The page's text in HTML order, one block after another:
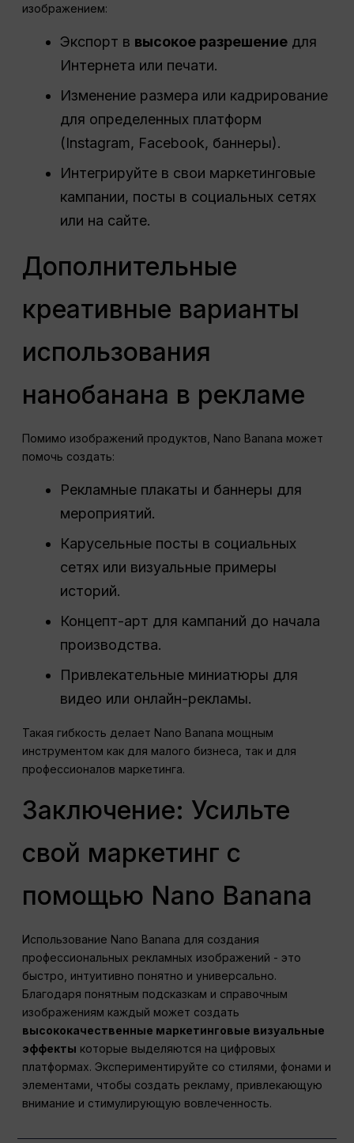
изображением:
Экспорт в высокое разрешение для
Интернета или печати.
Изменение размера или кадрирование
для определенных платформ
(Instagram, Facebook, баннеры).
Интегрируйте в свои маркетинговые
кампании, посты в социальных сетях
или на сайте.
Дополнительные
креативные варианты
использования
нанобанана в рекламе
Помимо изображений продуктов, Nano Banana может
помочь создать:
Рекламные плакаты и баннеры для
мероприятий.
Карусельные посты в социальных
сетях или визуальные примеры
историй.
Концепт-арт для кампаний до начала
производства.
Привлекательные миниатюры для
видео или онлайн-рекламы.
Такая гибкость делает Nano Banana мощным
инструментом как для малого бизнеса, так и для
профессионалов маркетинга.
Заключение: Усильте
свой маркетинг с
помощью Nano Banana
Использование Nano Banana для создания
профессиональных рекламных изображений - это
быстро, интуитивно понятно и универсально.
Благодаря понятным подсказкам и справочным
изображениям каждый может создать
высококачественные маркетинговые визуальные
эффекты которые выделяются на цифровых
платформах. Экспериментируйте со стилями, фонами и
элементами, чтобы создать рекламу, привлекающую
внимание и стимулирующую вовлеченность.